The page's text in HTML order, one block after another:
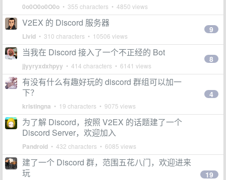
0o0O0o0O0o • 355 characters • 4850 views
V2EX 的 Discord 服务器
Livid • 310 characters • 10506 views
9
当我在 Discord 接入了一个不正经的 Bot
jjyyryxdxhpyy • 414 characters • 6141 views
8
有没有什么有趣好玩的 discord 群组可以加一
下？
kristingna • 19 characters • 9075 views
4
为了解 Discord，按照 V2EX 的话题建了一个
Discord Server，欢迎加入
Pandroid • 432 characters • 6085 views
建了一个 Discord 群，范围五花八门，欢迎进来
玩
19